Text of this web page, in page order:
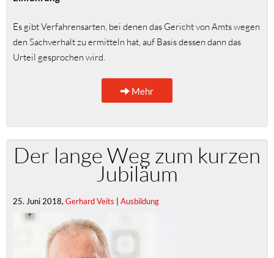
Es gibt Verfahrensarten, bei denen das Gericht von Amts wegen
den Sachverhalt zu ermitteln hat, auf Basis dessen dann das
Urteil gesprochen wird.
Mehr
Der lange Weg zum kurzen
Jubiläum
25. Juni 2018, Gerhard Veits | Ausbildung